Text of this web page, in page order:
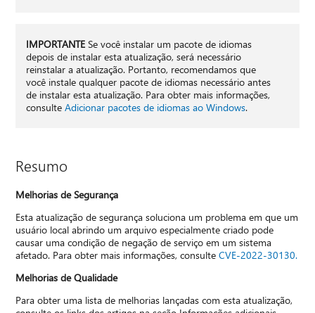
IMPORTANTESe você instalar um pacote de idiomas
depois de instalar esta atualização, será necessário
reinstalar a atualização. Portanto, recomendamos que
você instale qualquer pacote de idiomas necessário antes
de instalar esta atualização. Para obter mais informações,
consulte Adicionar pacotes de idiomas ao Windows.
Resumo
Melhorias de Segurança
Esta atualização de segurança soluciona um problema em que um
usuário local abrindo um arquivo especialmente criado pode
causar uma condição de negação de serviço em um sistema
afetado. Para obter mais informações, consulteCVE-2022-30130.
Melhorias de Qualidade
Para obter uma lista de melhorias lançadas com esta atualização,